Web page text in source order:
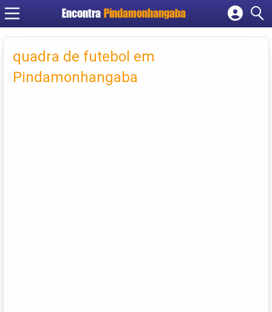
Encontra Pindamonhangaba
Cadastrar empresa
Criar conta
quadra de futebol em
Pindamonhangaba